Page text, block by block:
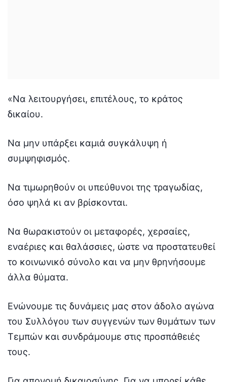
«Να λειτουργήσει, επιτέλους, το κράτος
δικαίου.
Να μην υπάρξει καμιά συγκάλυψη ή
συμψηφισμός.
Να τιμωρηθούν οι υπεύθυνοι της τραγωδίας,
όσο ψηλά κι αν βρίσκονται.
Να θωρακιστούν οι μεταφορές, χερσαίες,
εναέριες και θαλάσσιες, ώστε να προστατευθεί
το κοινωνικό σύνολο και να μην θρηνήσουμε
άλλα θύματα.
Ενώνουμε τις δυνάμεις μας στον άδολο αγώνα
του Συλλόγου των συγγενών των θυμάτων των
Τεμπών και συνδράμουμε στις προσπάθειές
τους.